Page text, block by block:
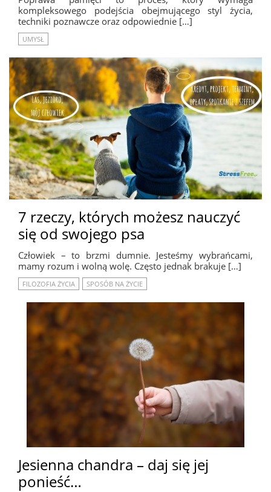
kompleksowego podejścia obejmującego styl życia,
techniki poznawcze oraz odpowiednie […]
UMYSŁ
7 rzeczy, których możesz nauczyć
się od swojego psa
Człowiek – to brzmi dumnie. Jesteśmy wybrańcami,
mamy rozum i wolną wolę. Często jednak brakuje […]
FILOZOFIA ŻYCIA SPOSÓB NA ŻYCIE
Jesienna chandra – daj się jej
ponieść…